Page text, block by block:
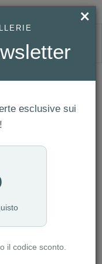
REF. 742295
×
esclusive sui
il codice sconto.